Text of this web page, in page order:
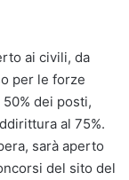
ai civili, da
per le forze
dei posti,
al 75%.
sarà aperto
del sito del